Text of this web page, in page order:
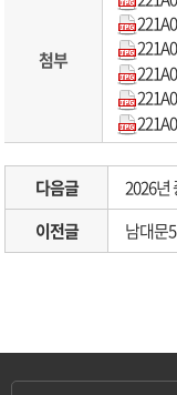
첨부
다음글
2026년
이전글
남대문